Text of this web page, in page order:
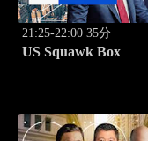
21:25-22:00 35分
US Squawk Box